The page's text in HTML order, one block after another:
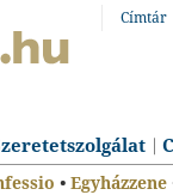
Címtár
• Egyházzene